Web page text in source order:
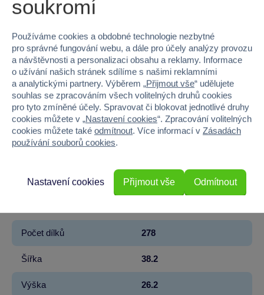
Kód produktu 5122-76456
Značka LEGO®
Licence Warner Bros
Řada Harry Potter
Pohlaví HOLKA, KLUK
Počet dílků 278
Šířka 38.2
Výška 26.2
soukromí
Používáme cookies a obdobné technologie nezbytné
pro správné fungování webu, a dále pro účely analýzy provozu
a návštěvnosti a personalizaci obsahu a reklamy. Informace
o užívání našich stránek sdílíme s našimi reklamními
a analytickými partnery. Výběrem „Přijmout vše“ udělujete
souhlas se zpracováním všech volitelných druhů cookies
pro tyto zmíněné účely. Spravovat či blokovat jednotlivé druhy
cookies můžete v „Nastavení cookies“. Zpracování volitelných
cookies můžete také odmítnout. Více informací v Zásadách
používání souborů cookies.
Odmítnout
Nastavení cookies Přijmout vše